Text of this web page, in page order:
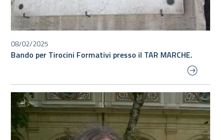
08/02/2025
Bando per Tirocini Formativi presso il TAR MARCHE.